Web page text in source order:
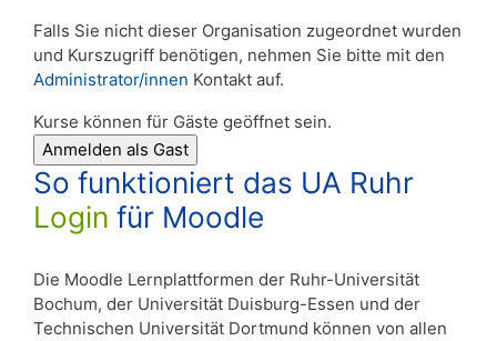
Falls Sie nicht dieser Organisation zugeordnet wurden
und Kurszugriff benötigen, nehmen Sie bitte mit den
Administrator/innen Kontakt auf.
Kurse können für Gäste geöffnet sein.
So funktioniert das UA Ruhr
Login für Moodle
Die Moodle Lernplattformen der Ruhr-Universität
Bochum, der Universität Duisburg-Essen und der
Technischen Universität Dortmund können von allen